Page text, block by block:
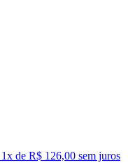
1x de R$ 126,00 sem juros